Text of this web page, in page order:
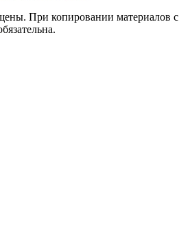
При копировании материалов с